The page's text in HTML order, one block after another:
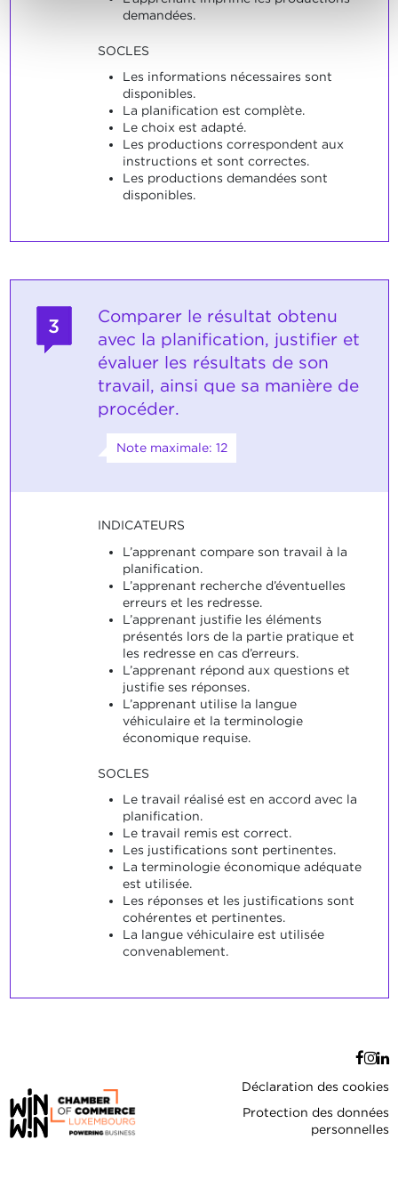
demandées.
SOCLES
Les informations nécessaires sont
disponibles.
La planification est complète.
Le choix est adapté.
Les productions correspondent aux
instructions et sont correctes.
Les productions demandées sont
disponibles.
3
Comparer le résultat obtenu
avec la planification, justifier et
évaluer les résultats de son
travail, ainsi que sa manière de
procéder.
Note maximale: 12
INDICATEURS
L’apprenant compare son travail à la
planification.
L’apprenant recherche d’éventuelles
erreurs et les redresse.
L’apprenant justifie les éléments
présentés lors de la partie pratique et
les redresse en cas d’erreurs.
L’apprenant répond aux questions et
justifie ses réponses.
L’apprenant utilise la langue
véhiculaire et la terminologie
économique requise.
SOCLES
Le travail réalisé est en accord avec la
planification.
Le travail remis est correct.
Les justifications sont pertinentes.
La terminologie économique adéquate
est utilisée.
Les réponses et les justifications sont
cohérentes et pertinentes.
La langue véhiculaire est utilisée
convenablement.
Déclaration des cookies
Protection des données
personnelles